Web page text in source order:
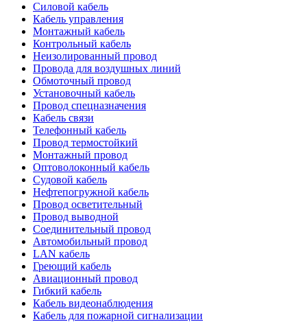
Силовой кабель
Кабель управления
Монтажный кабель
Контрольный кабель
Неизолированный провод
Провода для воздушных линий
Обмоточный провод
Установочный кабель
Провод спецназначения
Кабель связи
Телефонный кабель
Провод термостойкий
Монтажный провод
Оптоволоконный кабель
Судовой кабель
Нефтепогружной кабель
Провод осветительный
Провод выводной
Соединительный провод
Автомобильный провод
LAN кабель
Греющий кабель
Авиационный провод
Гибкий кабель
Кабель видеонаблюдения
Кабель для пожарной сигнализации